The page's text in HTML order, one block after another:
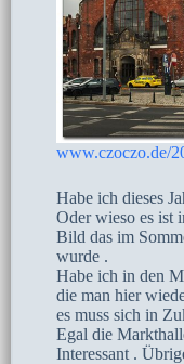
www.czoczo.de/
Habe ich dieses
Oder wieso es ist
Bild das im
wurde .
Habe ich in den
die man hier
es muss sich in
Egal die
Interessant .